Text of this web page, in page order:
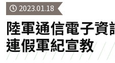
2023.01.18
陸軍通信電子
連假軍紀宣教